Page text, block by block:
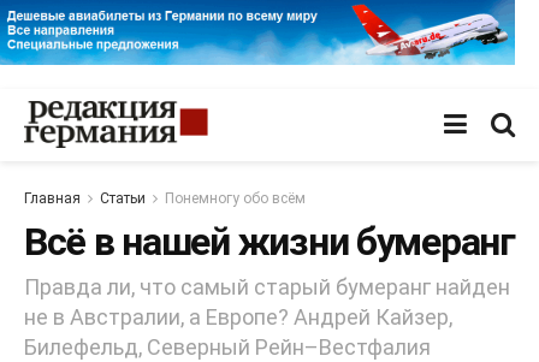
Главная Статьи Понемногу обо всём
Всё в нашей жизни бумеранг
Правда ли, что самый старый бумеранг найден
не в Австралии, а Европе? Андрей Кайзер,
Билефельд, Северный Рейн–Вестфалия